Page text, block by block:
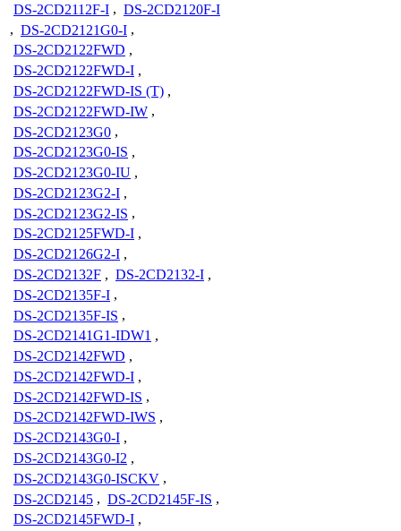
DS-2CD2112F-I , DS-2CD2120F-I
, DS-2CD2121G0-I ,
DS-2CD2122FWD ,
DS-2CD2122FWD-I ,
DS-2CD2122FWD-IS (T) ,
DS-2CD2122FWD-IW ,
DS-2CD2123G0 ,
DS-2CD2123G0-IS ,
DS-2CD2123G0-IU ,
DS-2CD2123G2-I ,
DS-2CD2123G2-IS ,
DS-2CD2125FWD-I ,
DS-2CD2126G2-I ,
DS-2CD2132F , DS-2CD2132-I ,
DS-2CD2135F-I ,
DS-2CD2135F-IS ,
DS-2CD2141G1-IDW1 ,
DS-2CD2142FWD ,
DS-2CD2142FWD-I ,
DS-2CD2142FWD-IS ,
DS-2CD2142FWD-IWS ,
DS-2CD2143G0-I ,
DS-2CD2143G0-I2 ,
DS-2CD2143G0-ISCKV ,
DS-2CD2145 , DS-2CD2145F-IS ,
DS-2CD2145FWD-I ,